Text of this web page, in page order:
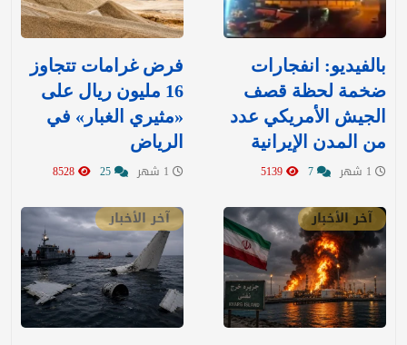
بالفيديو: انفجارات
ضخمة لحظة قصف
الجيش الأمريكي عدد
من المدن الإيرانية
‏فرض غرامات تتجاوز
16 مليون ريال على
«مثيري الغبار» في
الرياض
آخر الأخبار آخر الأخبار